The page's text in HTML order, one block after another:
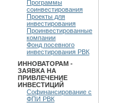
Программы
соинвестирования
Проекты для
инвестирования
Проинвестированные
компании
Фонд посевного
инвестирования РВК
ИННОВАТОРАМ -
ЗАЯВКА НА
ПРИВЛЕЧЕНИЕ
ИНВЕСТИЦИЙ
Софинансирование с
ФПИ РВК